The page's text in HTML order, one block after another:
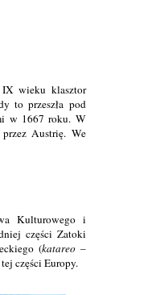
wieku klasztor
to przeszła pod
w 1667 roku. W
Austrię. We
Kulturowego i
części Zatoki
(katareo–
części Europy.